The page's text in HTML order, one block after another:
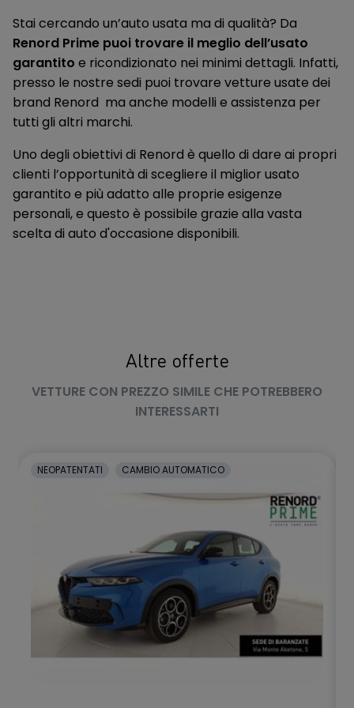
Low friction launch
Luce vano di carico
Luci fendinebbia posteriori
Luci interne
Lunotto riscaldato
Meridian Sound System (380W)
Monitoraggio delle condizioni del guidatore
Parabrezza anteriore
Prese ausiliari
Quadro strumenti da 5" con quadranti analogici
Rete portaoggetti nel vano di carico
Rilevamento del traffico in retromarcia
Rilevatore temperatura esterna
Ripartitore della forza frenante (EBD)
Stai cercando un’auto usata ma di qualità? Da
Renord Prime puoi trovare il meglio dell’usato
garantito e ricondizionato nei minimi dettagli. Infatti,
presso le nostre sedi puoi trovare vetture usate dei
brand Renord ma anche modelli e assistenza per
tutti gli altri marchi.
Uno degli obiettivi di Renord è quello di dare ai propri
clienti l’opportunità di scegliere il miglior usato
garantito e più adatto alle proprie esigenze
personali, e questo è possibile grazie alla vasta
scelta di auto d'occasione disponibili.
Altre offerte
VETTURE CON PREZZO SIMILE CHE POTREBBERO
INTERESSARTI
NEOPATENTATI CAMBIO AUTOMATICO